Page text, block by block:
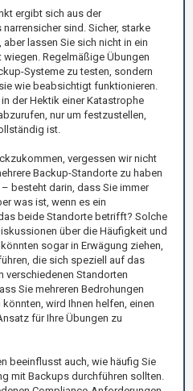
ergibt sich aus der
sind. Sicher, starke
lassen Sie sich nicht in ein
Regelmäßige Übungen
Systeme zu testen, sondern
wie beabsichtigt funktionieren.
der Hektik einer Katastrophe
nur um festzustellen,
ist.
vergessen wir nicht
Backup-Standorte zu haben
besteht darin, dass Sie immer
was ist, wenn es ein
beide Standorte betrifft? Solche
über die Häufigkeit und
sogar in Erwägung ziehen,
die sich speziell auf das
verschiedenen Standorten
Sie mehreren Bedrohungen
wird Ihnen helfen, einen
für Ihre Übungen zu
beeinflusst auch, wie häufig Sie
mit Backups durchführen sollten.